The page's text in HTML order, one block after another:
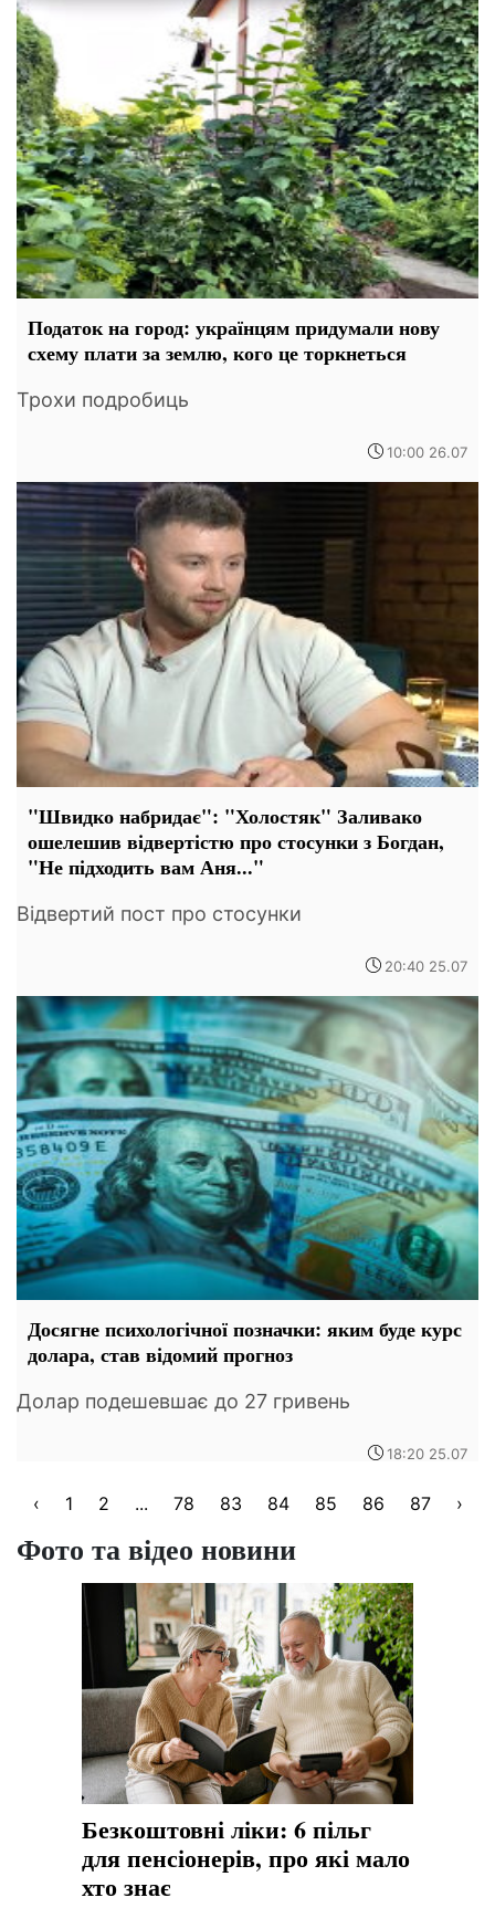
Податок на город: українцям придумали нову
схему плати за землю, кого це торкнеться
Трохи подробиць
10:00 26.07
"Швидко набридає": "Холостяк" Заливако
ошелешив відвертістю про стосунки з Богдан,
"Не підходить вам Аня..."
Відвертий пост про стосунки
20:40 25.07
Досягне психологічної позначки: яким буде курс
долара, став відомий прогноз
Долар подешевшає до 27 гривень
18:20 25.07
‹ 1 2 ... 78 83 84 85 86 87 ›
Фото та відео новини
Безкоштовні ліки: 6 пільг
для пенсіонерів, про які мало
хто знає